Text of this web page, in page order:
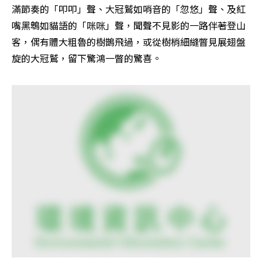
滿節奏的「叩叩」聲、大冠鷲如哨音的「忽悠」聲、及紅
嘴黑鵯如貓語的「咪咪」聲，聞聲不見影的一路伴著登山
客，偶有體大粗魯的樹鵲飛過，或從樹梢細縫瞥見展翅盤
旋的大冠鷲，留下驚鴻一瞥的驚喜。